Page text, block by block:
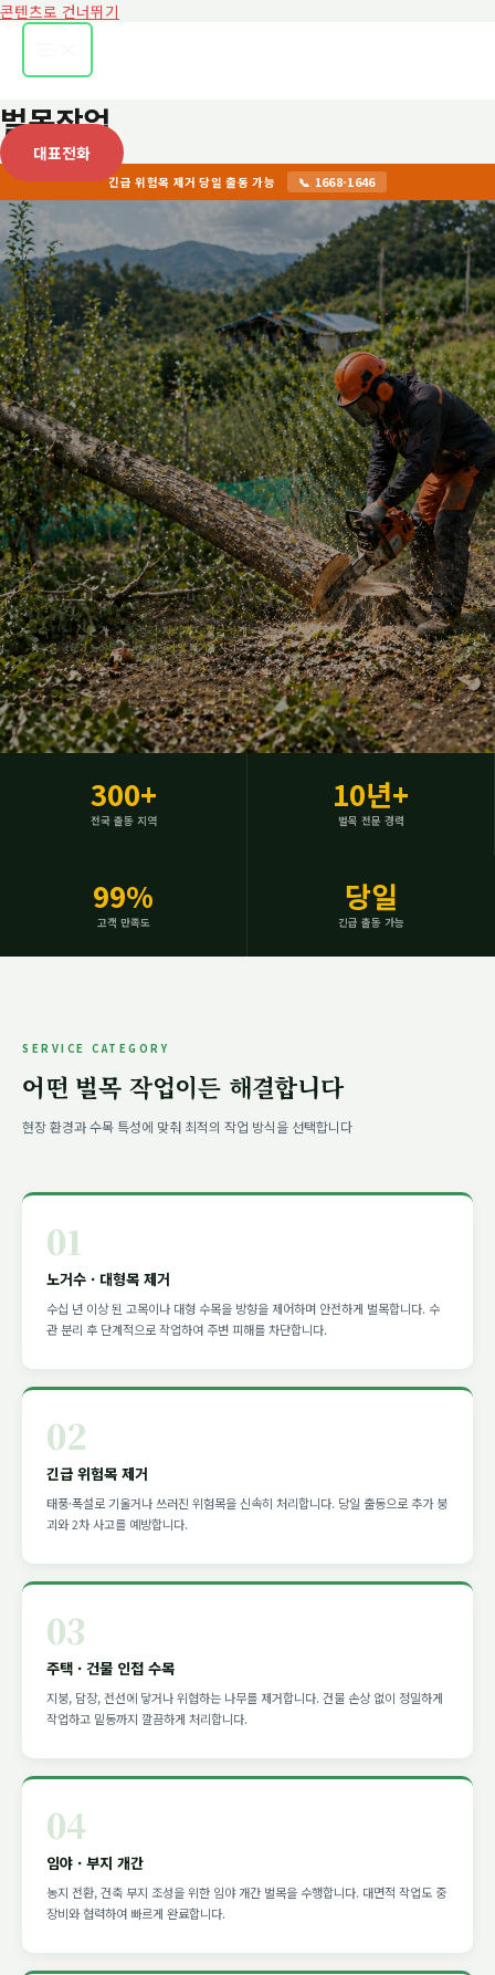
콘텐츠로 건너뛰기
벌목작업
대표전화
긴급 위험목 제거 당일 출동 가능 📞 1668-1646
위험하고 복잡한 벌목,
숙련된 벌목 전문가가 현장을 직접 확인하고
소규모 단목부터 대규모 임야 개간까지 가능합니다.
무료 견적 신청 →
300+
전국 출동 지역
10년+
벌목 전문 경력
99%
고객 만족도
당일
긴급 출동 가능
SERVICE CATEGORY
어떤 벌목 작업이든 해결합니다
현장 환경과 수목 특성에 맞춰 최적의 작업 방식을 선택합니다
01
노거수 · 대형목 제거
수십 년 이상 된 고목이나 대형 수목을 방향을 제어하며 안전하게 벌목합니다. 수
관 분리 후 단계적으로 작업하여 주변 피해를 차단합니다.
02
긴급 위험목 제거
태풍·폭설로 기울거나 쓰러진 위험목을 신속히 처리합니다. 당일 출동으로 추가 붕
괴와 2차 사고를 예방합니다.
03
주택 · 건물 인접 수목
지붕, 담장, 전선에 닿거나 위협하는 나무를 제거합니다. 건물 손상 없이 정밀하게
작업하고 밑동까지 깔끔하게 처리합니다.
04
임야 · 부지 개간
농지 전환, 건축 부지 조성을 위한 임야 개간 벌목을 수행합니다. 대면적 작업도 중
장비와 협력하여 빠르게 완료합니다.